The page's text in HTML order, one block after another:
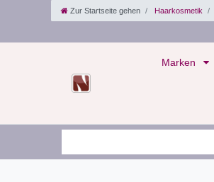
Zur Startseite gehen Haarkosmetik
Marken